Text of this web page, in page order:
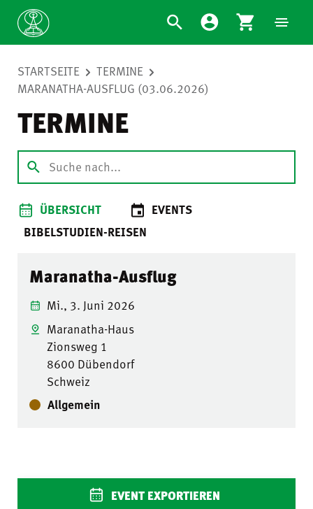
STARTSEITE
TERMINE
MARANATHA-AUSFLUG (03.06.2026)
TERMINE
ÜBERSICHT
EVENTS
BIBELSTUDIEN-REISEN
Maranatha-Ausflug
Mi., 3. Juni 2026
Maranatha-Haus
Zionsweg 1
8600 Dübendorf
Schweiz
Allgemein
EVENT EXPORTIEREN